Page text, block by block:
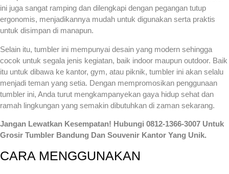
ini juga sangat ramping dan dilengkapi dengan pegangan tutup
ergonomis, menjadikannya mudah untuk digunakan serta praktis
untuk disimpan di manapun.
Selain itu, tumbler ini mempunyai desain yang modern sehingga
cocok untuk segala jenis kegiatan, baik indoor maupun outdoor. Baik
itu untuk dibawa ke kantor, gym, atau piknik, tumbler ini akan selalu
menjadi teman yang setia. Dengan mempromosikan penggunaan
tumbler ini, Anda turut mengkampanyekan gaya hidup sehat dan
ramah lingkungan yang semakin dibutuhkan di zaman sekarang.
Jangan Lewatkan Kesempatan! Hubungi 0812-1366-3007 Untuk
Grosir Tumbler Bandung Dan Souvenir Kantor Yang Unik.
CARA MENGGUNAKAN